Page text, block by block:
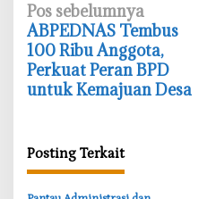
N
a
v
i
s
i
Pos sebelumnya
‎ABPEDNAS Tembus
100 Ribu Anggota,
Perkuat Peran BPD
untuk Kemajuan Desa
Posting Terkait